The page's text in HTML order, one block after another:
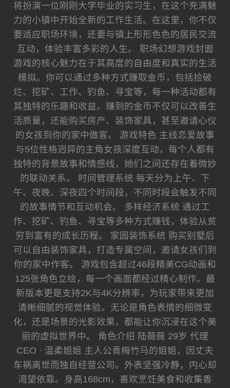
将扮演一位刚刚大学毕业的实习生，在这个充满魅
力的小镇中开始全新的工作生活。在这里，你不仅
要适应职场环境，还要与镇上形形色色的居民交流
互动，体验丰富多彩的人生。 职场幻想游戏封面
游戏的核心魅力在于其高度的自由度和真实的生活
模拟。你可以通过多种方式赚取金币，包括捡破
烂、挖矿、工作、钓鱼、寻宝等，每一种活动都有
其独特的乐趣和收益。赚到的金币不仅可以改善生
活质量，还能购买房产、装饰家具，甚至邀请心仪
的女孩到你的家中做客。 游戏特色 主线恋爱故事
与5位性格迥异的主角女孩深度互动，每个人都有
独特的背景故事和情感线，她们之间还存在着微妙
的联动关系。 时间管理系统 每天分为上午、下
午、夜晚、深夜四个时间段，不同时段会触发不同
的故事情节和互动机会。 多样经济系统 通过工
作、挖矿、钓鱼、寻宝等多种方式赚钱，体验从贫
穷到富有的成长历程。 家园装饰系统 购买别墅后
可以自由装饰家具，打造专属空间，邀请女孩们到
你的家中作客。 游戏包含超过46段精美CG动画和
125张角色立绘，每一个画面都经过精心制作。最
新版本更是支持2K与4K分辨率，为玩家带来更加
清晰细腻的视觉体验。无论是角色表情的细微变
化，还是场景的光影效果，都能让你沉浸在这个美
丽的虚拟世界中。 角色介绍 陆薇薇 29岁 代理
CEO · 温柔姐姐 主人公青梅竹马的姐姐，因丈夫
车祸离世而独自经营公司。外表坚强冷静，内心却
渴望依靠。身高168cm，喜欢烹饪美食和收集香